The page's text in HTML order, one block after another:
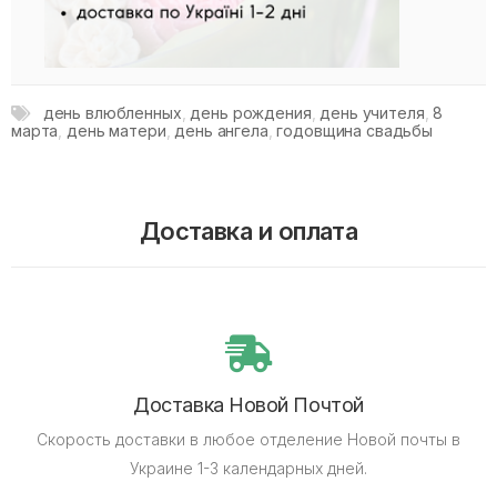
день влюбленных день рождения день учителя ,8
марта день матери день ангела ,годовщина свадьбы
Доставка и оплата
Доставка Новой Почтой
Скорость доставки в любое отделение Новой почты в
Украине 1-3 календарных дней.